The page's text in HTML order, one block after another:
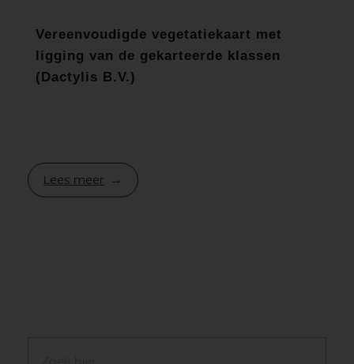
Vereenvoudigde vegetatiekaart met
ligging van de gekarteerde klassen
(Dactylis B.V.)
Lees meer